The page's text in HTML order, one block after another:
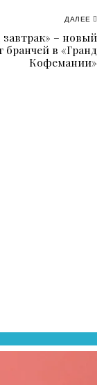
ДАЛЕЕ
завтрак» – новый
бранчей в «Гранд
Кофемании»